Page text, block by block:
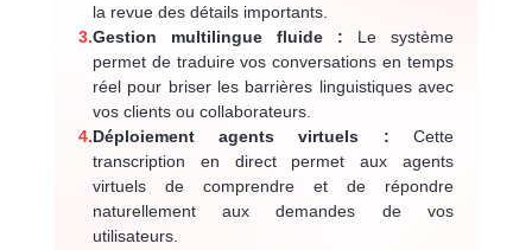
la revue des détails importants.
3.Gestion multilingue fluide : Le système
permet de traduire vos conversations en temps
réel pour briser les barrières linguistiques avec
vos clients ou collaborateurs.
4.Déploiement agents virtuels : Cette
transcription en direct permet aux agents
virtuels de comprendre et de répondre
naturellement aux demandes de vos
utilisateurs.